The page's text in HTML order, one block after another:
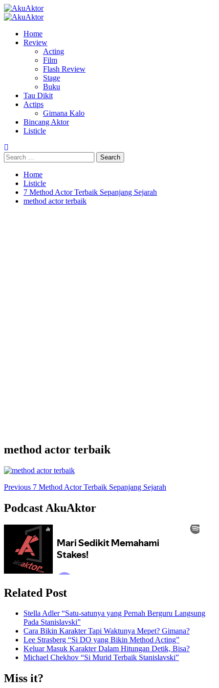
Skip
to
Primary
Home
Review
Acting
Film
Flash Review
Stage
Buku
Tau Dikit
Actips
Gimana Kalo
Bincang Aktor
Listicle
Search
for:
Home
Listicle
7 Method Actor Terbaik Sepanjang Sejarah
method actor terbaik
method actor terbaik
Post
Navigation
Previous 7 Method Actor Terbaik Sepanjang Sejarah
Podcast AkuAktor
Related Post
Stella Adler “Satu-satunya yang Pernah Berguru Langsung
Pada Stanislavski”
Cara Bikin Karakter Tapi Waktunya Mepet? Gimana?
Lee Strasberg “Si DO yang Bikin Method Acting”
Keluar Masuk Karakter Dalam Hitungan Detik, Bisa?
Michael Chekhov “Si Murid Terbaik Stanislavski”
Miss it?